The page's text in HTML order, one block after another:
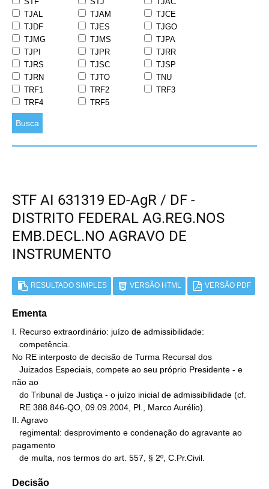
TJAL
TJAM
TJCE
TJDF
TJES
TJGO
TJMG
TJMS
TJPA
TJPI
TJPR
TJRR
TJRS
TJSC
TJSP
TJRN
TJTO
TNU
TRF1
TRF2
TRF3
TRF4
TRF5
Busca
STF AI 631319 ED-AgR / DF -
DISTRITO FEDERAL AG.REG.NOS
EMB.DECL.NO AGRAVO DE
INSTRUMENTO
RESULTADO SIMPLES VERSÃO HTML VERSÃO PDF
Ementa
I. Recurso extraordinário: juízo de admissibilidade:
No RE interposto de decisão de Turma Recursal dos
não ao
II. Agravo
pagamento
   de multa, nos termos do art. 557, § 2º, C.Pr.Civil.
Decisão